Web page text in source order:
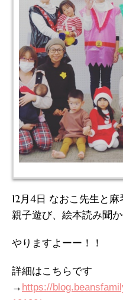
12月4日 なおこ先生と
親子遊び、絵本読み聞
やりますよーー！！
詳細はこちらです
→ https://